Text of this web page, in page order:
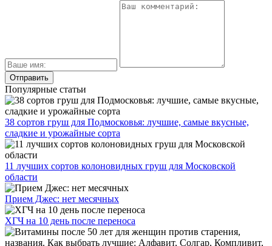
Популярные статьи
38 сортов груш для Подмосковья: лучшие, самые вкусные,
сладкие и урожайные сорта
11 лучших сортов колоновидных груш для Московской
области
Прием Джес: нет месячных
ХГЧ на 10 день после переноса